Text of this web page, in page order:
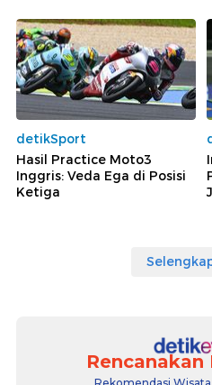
detikSport
Hasil Practice Moto3
Inggris: Veda Ega di Posisi
Ketiga
Rencanakan